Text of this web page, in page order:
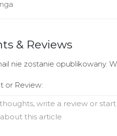
& Reviews
nie zostanie opublikowany.
or Review: